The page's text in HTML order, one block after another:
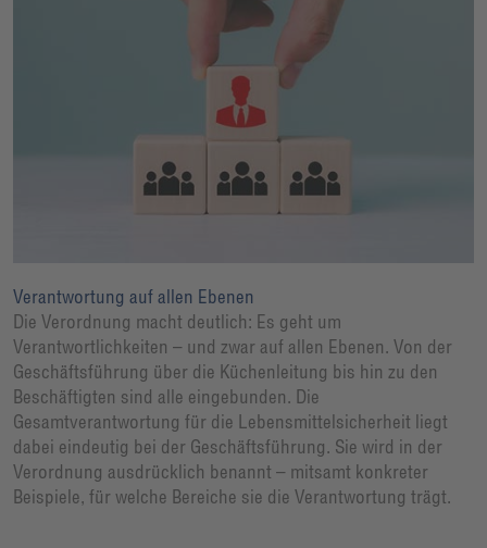
Verantwortung auf allen Ebenen
Die Verordnung macht deutlich: Es geht um
Verantwortlichkeiten – und zwar auf allen Ebenen. Von der
Geschäftsführung über die Küchenleitung bis hin zu den
Beschäftigten sind alle eingebunden. Die
Gesamtverantwortung für die Lebensmittelsicherheit liegt
dabei eindeutig bei der Geschäftsführung. Sie wird in der
Verordnung ausdrücklich benannt – mitsamt konkreter
Beispiele, für welche Bereiche sie die Verantwortung trägt.